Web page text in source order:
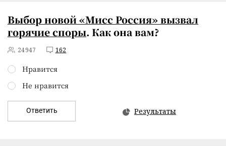
Выбор новой «Мисс Россия» вызвал
горячие споры. Как она вам?
24947 162
Нравится
Не нравится
Ответить Результаты